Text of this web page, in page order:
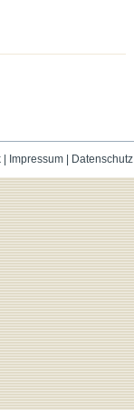
| Impressum| Datenschutz